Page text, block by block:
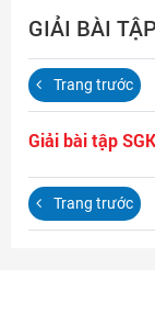
Tin tức
Liên hệ
GIẢI BÀI
Trang trước
Giải bài tập
Trang trước